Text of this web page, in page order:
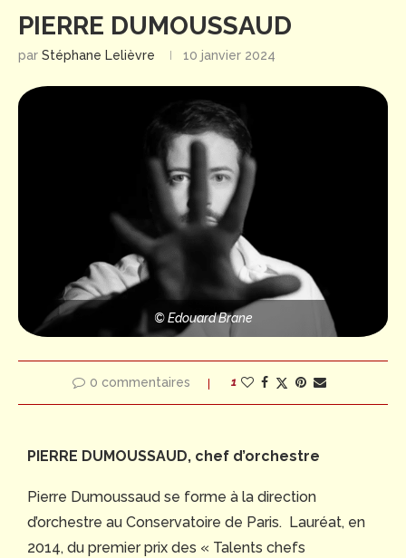
PIERRE DUMOUSSAUD
par Stéphane Lelièvre 10 janvier 2024
© Edouard Brane
0 commentaires 1
PIERRE DUMOUSSAUD, chef d’orchestre
Pierre Dumoussaud se forme à la direction
d’orchestre au Conservatoire de Paris. Lauréat, en
2014, du premier prix des « Talents chefs